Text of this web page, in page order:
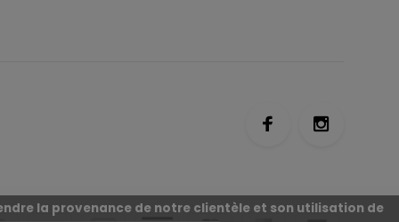
la provenance de notre clientèle et son utilisation de